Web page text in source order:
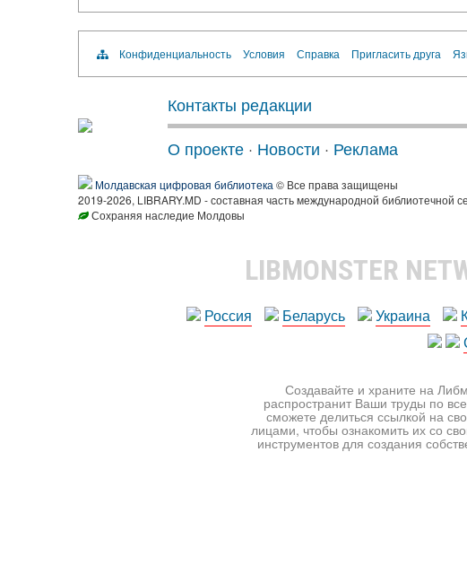
Конфиденциальность Условия Справка Пригласить друга
Контакты редакции
О проекте · Новости · Реклама
Молдавская цифровая библиотека © Все права защищены
2019-2026, LIBRARY.MD - составная часть международной библиотечной
Сохраняя наследие Молдовы
LIBMONSTER
Россия Беларусь Украина
Создавайте и храните на
распространит Ваши труды по
сможете делиться ссылкой на
лицами, чтобы ознакомить их со
инструментов для создания